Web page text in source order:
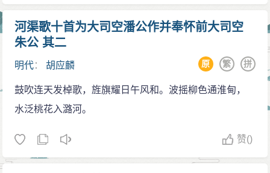
不能建功立业，壮志难酬，词作抒发了他内心忧愤的情
怀。
上阙咏赤壁，着重写景，为描写人物作烘托。前三
句不仅写出了大江的气势，而且把千古英雄人物都概括
进来，表达了对英雄的向往之情。假借“人道是”以引出所
地勾画了古战场的险要形势，写出了它的雄奇壮丽景
象，从而为下片所追怀的赤壁大战中的英雄人物渲染了
河渠歌十首为大司空潘公作并奉怀前大司空
朱公 其二
明代：胡应麟 拼
繁
原
鼓吹连天发棹歌，旌旗耀日午风和。波摇柳色通淮甸，
水泛桃花入潞河。
赞()